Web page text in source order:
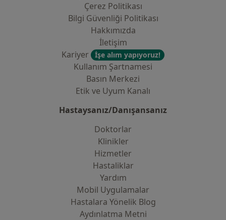
Çerez Politikası
Bilgi Güvenliği Politikası
Hakkımızda
İletişim
Kariyer
İşe alım yapıyoruz!
Kullanım Şartnamesi
Basın Merkezi
Etik ve Uyum Kanalı
Hastaysanız/Danışansanız
Doktorlar
Klinikler
Hizmetler
Hastaliklar
Yardım
Mobil Uygulamalar
Hastalara Yönelik Blog
Aydınlatma Metni